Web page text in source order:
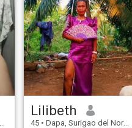
Lilibeth
45 • Dapa, Surigao del Norte, Filippinerna